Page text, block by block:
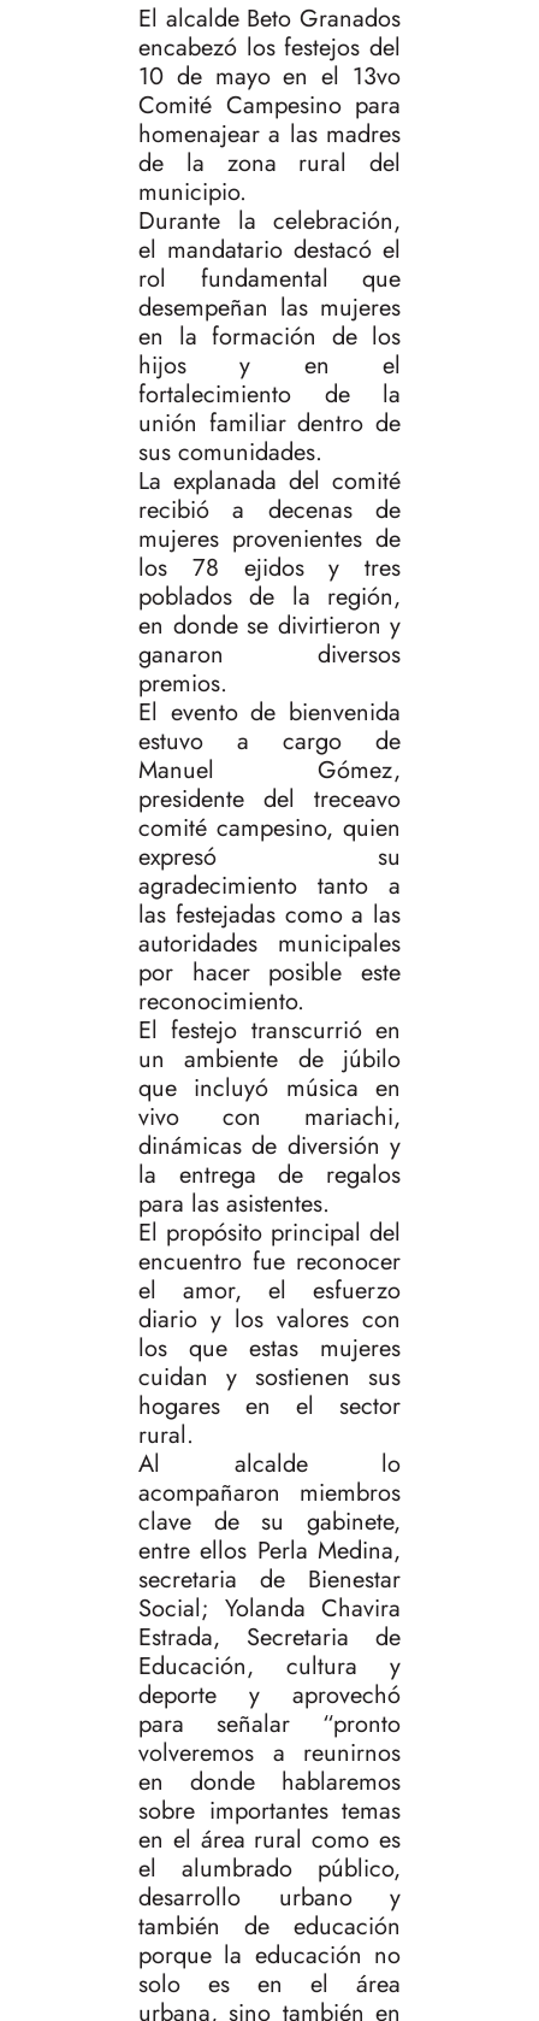
El alcalde Beto Granados
encabezó los festejos del
10 de mayo en el 13vo
Comité Campesino para
homenajear a las madres
de la zona rural del
municipio.
Durante la celebración,
el mandatario destacó el
rol fundamental que
desempeñan las mujeres
en la formación de los
hijos y en el
fortalecimiento de la
unión familiar dentro de
sus comunidades.
La explanada del comité
recibió a decenas de
mujeres provenientes de
los 78 ejidos y tres
poblados de la región,
en donde se divirtieron y
ganaron diversos
premios.
El evento de bienvenida
estuvo a cargo de
Manuel Gómez,
presidente del treceavo
comité campesino, quien
expresó su
agradecimiento tanto a
las festejadas como a las
autoridades municipales
por hacer posible este
reconocimiento.
El festejo transcurrió en
un ambiente de júbilo
que incluyó música en
vivo con mariachi,
dinámicas de diversión y
la entrega de regalos
para las asistentes.
El propósito principal del
encuentro fue reconocer
el amor, el esfuerzo
diario y los valores con
los que estas mujeres
cuidan y sostienen sus
hogares en el sector
rural.
Al alcalde lo
acompañaron miembros
clave de su gabinete,
entre ellos Perla Medina,
secretaria de Bienestar
Social; Yolanda Chavira
Estrada, Secretaria de
Educación, cultura y
deporte y aprovechó
para señalar “pronto
volveremos a reunirnos
en donde hablaremos
sobre importantes temas
en el área rural como es
el alumbrado público,
desarrollo urbano y
también de educación
porque la educación no
solo es en el área
urbana, sino también en